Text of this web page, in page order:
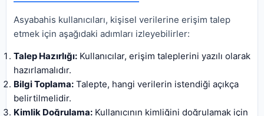
Asyabahis kullanıcıları, kişisel verilerine erişim talep
etmek için aşağıdaki adımları izleyebilirler:
Talep Hazırlığı: Kullanıcılar, erişim taleplerini yazılı olarak
hazırlamalıdır.
Bilgi Toplama: Talepte, hangi verilerin istendiği açıkça
belirtilmelidir.
Kimlik Doğrulama: Kullanıcının kimliğini doğrulamak için